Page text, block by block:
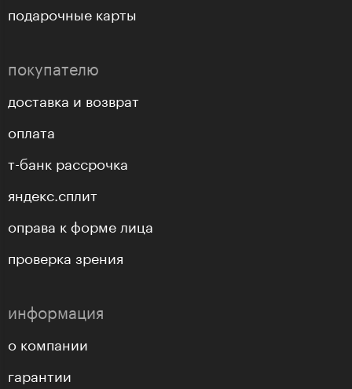
подарочные карты
покупателю
доставка и возврат
оплата
т-банк рассрочка
яндекс.сплит
оправа к форме лица
проверка зрения
информация
о компании
гарантии